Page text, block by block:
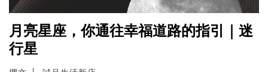
月亮星座，你通往幸福道路的指引｜迷
行星